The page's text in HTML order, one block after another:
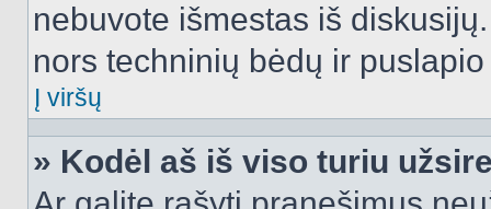
nebuvote išmestas iš
nors techninių bėdų ir
Į viršų
» Kodėl aš iš viso turiu